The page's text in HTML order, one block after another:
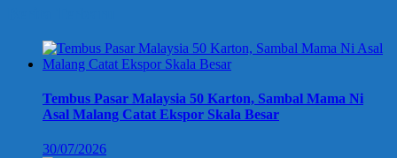
Tembus Pasar Malaysia 50 Karton, Sambal Mama Ni
Asal Malang Catat Ekspor Skala Besar
30/07/2026